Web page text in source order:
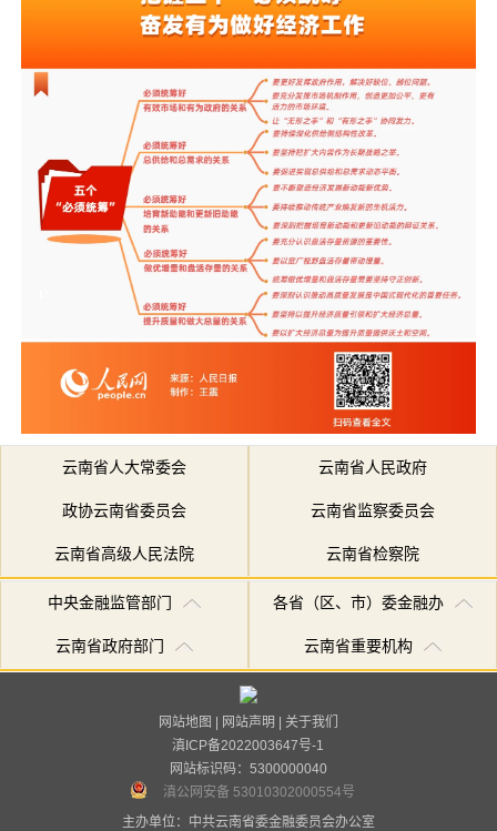
云南省人大常委会 云南省人民政府
政协云南省委员会 云南省监察委员会
云南省高级人民法院 云南省检察院
中央金融监管部门 各省（区、市）委金融办
云南省政府部门 云南省重要机构
网站地图 网站声明
关于我们
滇ICP备2022003647号-1
网站标识码：5300000040
滇公网安备 53010302000554号
主办单位：中共云南省委金融委员会办公室